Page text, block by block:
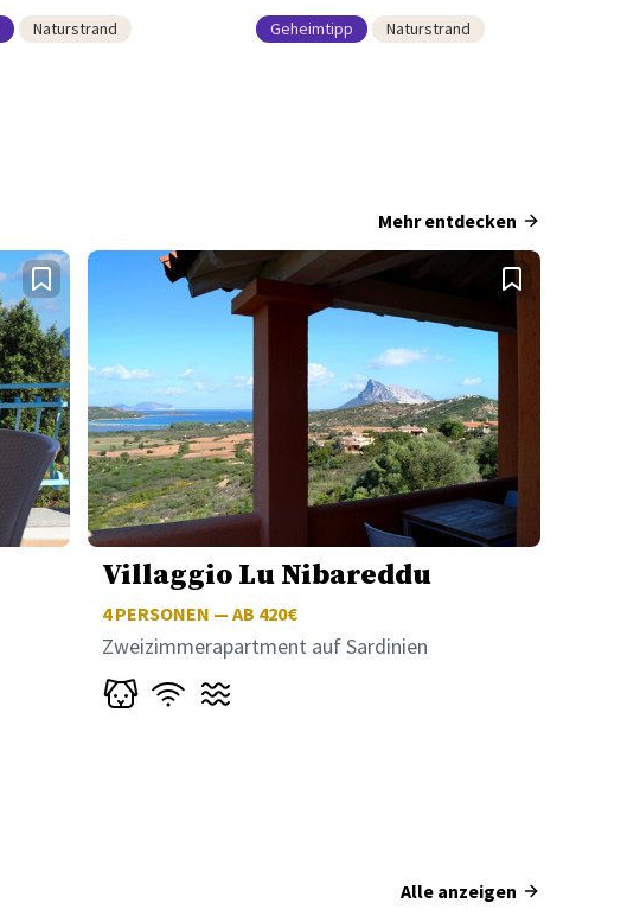
Naturstrand Geheimtipp Naturstrand
Mehr entdecken
Villaggio Lu Nibareddu
4PERSONEN — AB 420€
Zweizimmerapartment auf Sardinien
Alle anzeigen